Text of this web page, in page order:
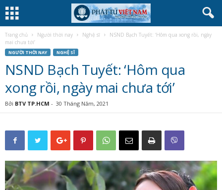
Trang chủ Người thời nay Nghệ sĩ
NSND Bạch Tuyết: ‘Hôm qua xong rồi, ngày
mai chưa tới’
NGƯỜI THỜI NAY NGHỆ SĨ
NSND Bạch Tuyết: ‘Hôm qua
xong rồi, ngày mai chưa tới’
Bởi BTV TP.HCM - 30 Tháng Năm, 2021